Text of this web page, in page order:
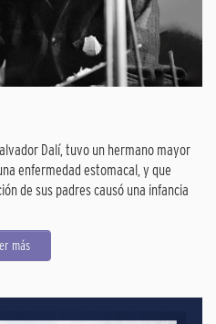
Dalí, tuvo un hermano mayor
enfermedad estomacal, y que
de sus padres causó una infancia
más